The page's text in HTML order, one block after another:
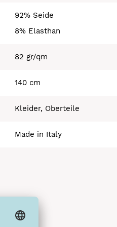
92% Seide
8% Elasthan
82 gr/qm
140 cm
Kleider, Oberteile
Made in Italy